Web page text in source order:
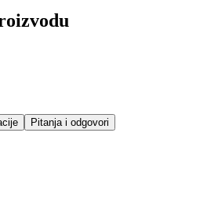
Pitanja i odgovori